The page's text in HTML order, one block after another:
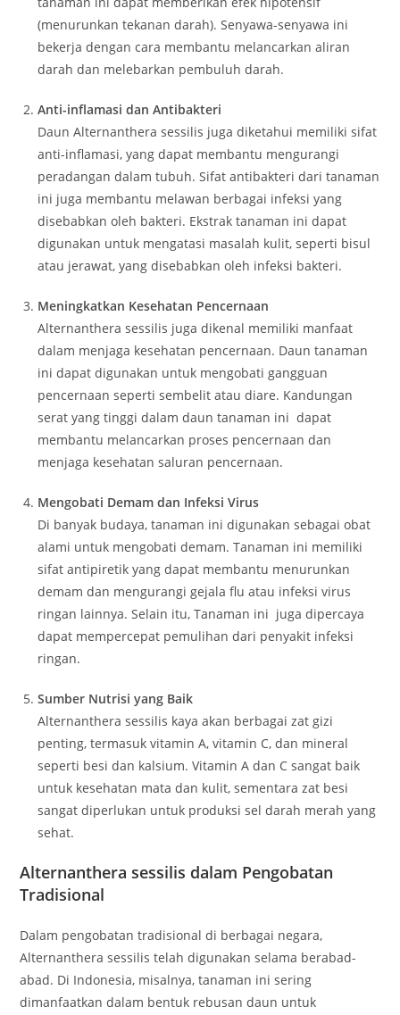
(menurunkan tekanan darah). Senyawa-senyawa ini
bekerja dengan cara membantu melancarkan aliran
darah dan melebarkan pembuluh darah.
Anti-inflamasi dan Antibakteri
Daun Alternanthera sessilis juga diketahui memiliki sifat
anti-inflamasi, yang dapat membantu mengurangi
peradangan dalam tubuh. Sifat antibakteri dari tanaman
ini juga membantu melawan berbagai infeksi yang
disebabkan oleh bakteri. Ekstrak tanaman ini dapat
digunakan untuk mengatasi masalah kulit, seperti bisul
atau jerawat, yang disebabkan oleh infeksi bakteri.
Meningkatkan Kesehatan Pencernaan
Alternanthera sessilis juga dikenal memiliki manfaat
dalam menjaga kesehatan pencernaan. Daun tanaman
ini dapat digunakan untuk mengobati gangguan
pencernaan seperti sembelit atau diare. Kandungan
serat yang tinggi dalam daun tanaman ini dapat
membantu melancarkan proses pencernaan dan
menjaga kesehatan saluran pencernaan.
Mengobati Demam dan Infeksi Virus
Di banyak budaya, tanaman ini digunakan sebagai obat
alami untuk mengobati demam. Tanaman ini memiliki
sifat antipiretik yang dapat membantu menurunkan
demam dan mengurangi gejala flu atau infeksi virus
ringan lainnya. Selain itu, Tanaman ini juga dipercaya
dapat mempercepat pemulihan dari penyakit infeksi
ringan.
Sumber Nutrisi yang Baik
Alternanthera sessilis kaya akan berbagai zat gizi
penting, termasuk vitamin A, vitamin C, dan mineral
seperti besi dan kalsium. Vitamin A dan C sangat baik
untuk kesehatan mata dan kulit, sementara zat besi
sangat diperlukan untuk produksi sel darah merah yang
sehat.
Alternanthera sessilis dalam Pengobatan
Tradisional
Dalam pengobatan tradisional di berbagai negara,
Alternanthera sessilis telah digunakan selama berabad-
abad. Di Indonesia, misalnya, tanaman ini sering
dimanfaatkan dalam bentuk rebusan daun untuk